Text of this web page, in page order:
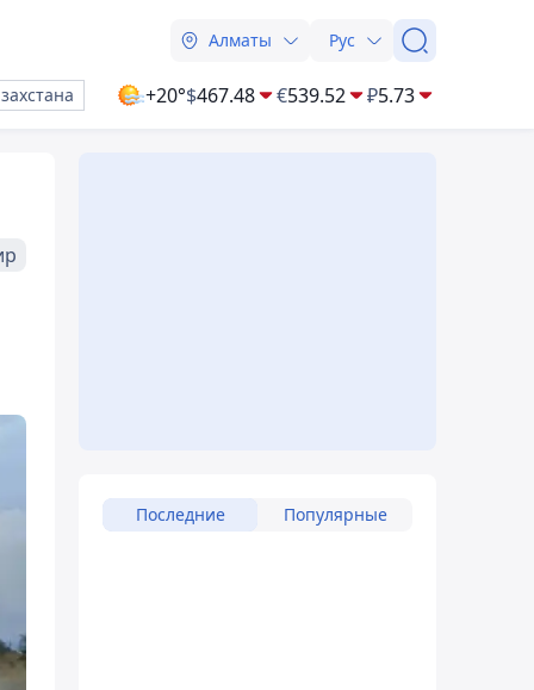
Алматы Рус
+20°$467.48 €539.52 ₽5.73
Последние Популярные